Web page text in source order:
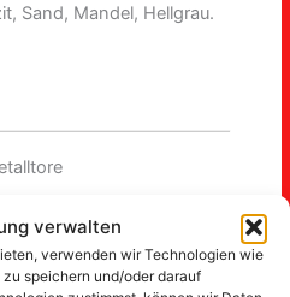
verwalten
verwenden wir Technologien wie
speichern und/oder darauf
Sand, Mandel, Hellgrau.